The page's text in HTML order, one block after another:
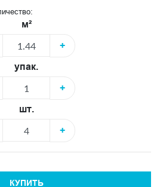
м²
+
упак.
+
шт.
+
КУПИТЬ